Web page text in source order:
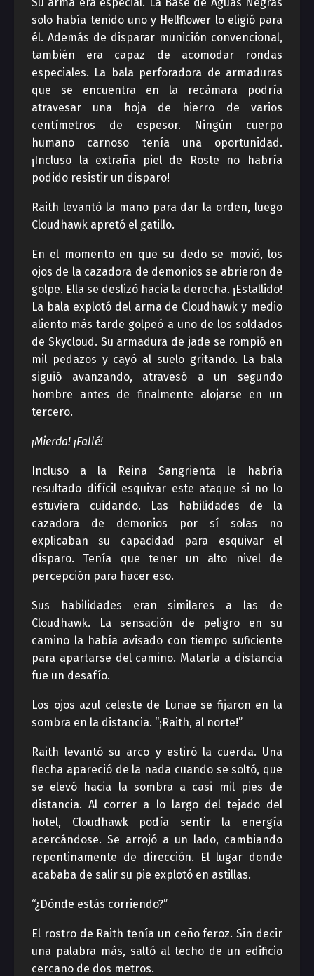
solo había tenido uno y Hellflower lo eligió para
él. Además de disparar munición convencional,
también era capaz de acomodar rondas
especiales. La bala perforadora de armaduras
que se encuentra en la recámara podría
atravesar una hoja de hierro de varios
centímetros de espesor. Ningún cuerpo
humano carnoso tenía una oportunidad.
¡Incluso la extraña piel de Roste no habría
podido resistir un disparo!
Raith levantó la mano para dar la orden, luego
Cloudhawk apretó el gatillo.
En el momento en que su dedo se movió, los
ojos de la cazadora de demonios se abrieron de
golpe. Ella se deslizó hacia la derecha. ¡Estallido!
La bala explotó del arma de Cloudhawk y medio
aliento más tarde golpeó a uno de los soldados
de Skycloud. Su armadura de jade se rompió en
mil pedazos y cayó al suelo gritando. La bala
siguió avanzando, atravesó a un segundo
hombre antes de finalmente alojarse en un
tercero.
¡Mierda! ¡Fallé!
Incluso a la Reina Sangrienta le habría
resultado difícil esquivar este ataque si no lo
estuviera cuidando. Las habilidades de la
cazadora de demonios por sí solas no
explicaban su capacidad para esquivar el
disparo. Tenía que tener un alto nivel de
percepción para hacer eso.
Sus habilidades eran similares a las de
Cloudhawk. La sensación de peligro en su
camino la había avisado con tiempo suficiente
para apartarse del camino. Matarla a distancia
fue un desafío.
Los ojos azul celeste de Lunae se fijaron en la
sombra en la distancia. “¡Raith, al norte!”
Raith levantó su arco y estiró la cuerda. Una
flecha apareció de la nada cuando se soltó, que
se elevó hacia la sombra a casi mil pies de
distancia. Al correr a lo largo del tejado del
hotel, Cloudhawk podía sentir la energía
acercándose. Se arrojó a un lado, cambiando
repentinamente de dirección. El lugar donde
acababa de salir su pie explotó en astillas.
“¿Dónde estás corriendo?”
El rostro de Raith tenía un ceño feroz. Sin decir
una palabra más, saltó al techo de un edificio
cercano de dos metros.